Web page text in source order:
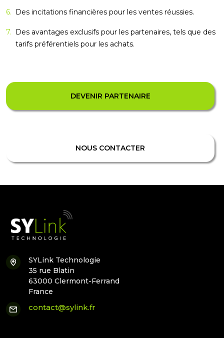
6. Des incitations financières pour les ventes réussies.
7.
Des avantages exclusifs pour les partenaires, tels que des
tarifs préférentiels pour les achats.
DEVENIR PARTENAIRE
NOUS CONTACTER
SYLink Technologie
35 rue Blatin
63000 Clermont-Ferrand
France
contact@sylink.fr